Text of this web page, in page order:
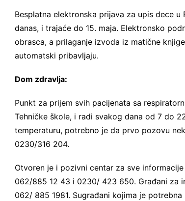
Besplatna elektronska prijava za upis dece
danas, i trajaće do 15. maja. Elektronsko
obrasca, a prilaganje izvoda iz matične
automatski pribavljaju.
Dom zdravlja:
Punkt za prijem svih pacijenata sa
Tehničke škole, i radi svakog dana od 7 do
temperaturu, potrebno je da prvo pozovu
0230/316 204.
Otvoren je i pozivni centar za sve
062/885 12 43 i 0230/ 423 650. Građani za
062/ 885 1981. Sugrađani kojima je